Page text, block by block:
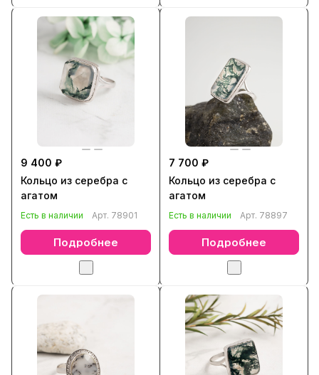
9 400 ₽
Кольцо из серебра с
агатом
Есть в наличии Арт. 78901
Подробнее
7 700 ₽
Кольцо из серебра с
агатом
Есть в наличии Арт. 78897
Подробнее